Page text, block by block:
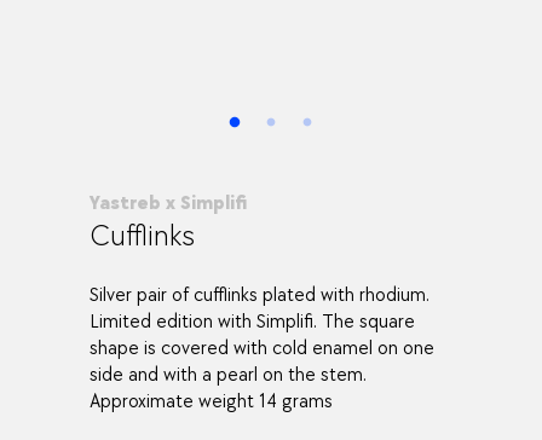
Yastreb x Simplifi
Cufflinks
Silver pair of cufflinks plated with rhodium.
Limited edition with Simplifi. The square
shape is covered with cold enamel on one
side and with a pearl on the stem.
Approximate weight 14 grams